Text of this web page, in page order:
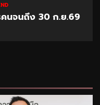
นจนถึง 30 ก.ย.69